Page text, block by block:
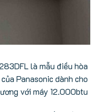
là mẫu điều hòa
Panasonic dành cho
với máy 12.000btu